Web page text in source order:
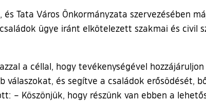
Tata Város Önkormányzata szervezésében
ügye iránt elkötelezett szakmai és civil
a céllal, hogy tevékenységével
és segítve a családok erősödését,
– Köszönjük, hogy részünk van ebben a